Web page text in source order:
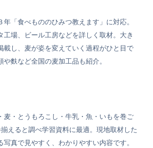
年「食べもののひみつ教えます」に対応。
工場、ビール工房などを詳しく取材。大き
載し、麦が姿を変えていく過程がひと目で
や麩など全国の麦加工品も紹介。
麦・とうもろこし・牛乳・魚・いもを巻ご
えると調べ学習資料に最適。現地取材した
写真で見やすく、わかりやすい内容です。